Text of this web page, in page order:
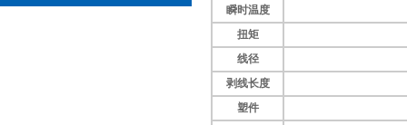
瞬时温度
扭矩
线径
剥线长度
塑件